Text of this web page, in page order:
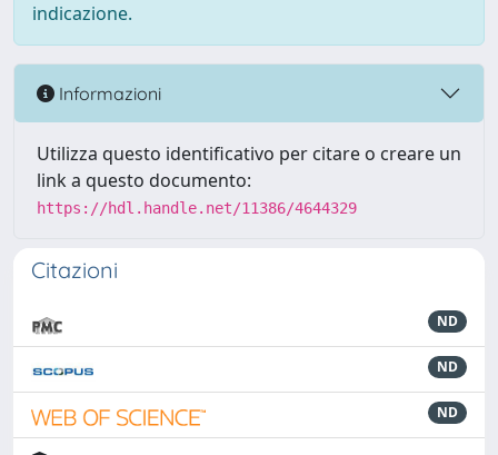
indicazione.
Informazioni
Utilizza questo identificativo per citare o creare un
link a questo documento:
https://hdl.handle.net/11386/4644329
Citazioni
ND
ND
ND